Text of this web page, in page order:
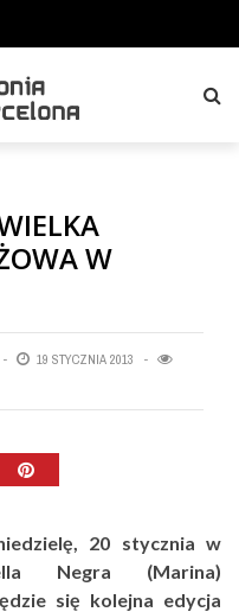
W
19 STYCZNIA 2013
20 stycznia w
Negra (Marina)
się kolejna edycja